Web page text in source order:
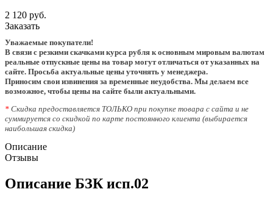
2 120 руб.
Заказать
Уважаемые покупатели!
В связи с резкими скачками курса рубля к основным мировым валютам
реальные отпускные цены на товар могут отличаться от указанных на
сайте. Просьба актуальные цены уточнять у менеджера.
Приносим свои извинения за временные неудобства. Мы делаем все
возможное, чтобы цены на сайте были актуальными.
* Скидка предоставляется ТОЛЬКО при покупке товара с сайта и не
суммируется со скидкой по карте постоянного клиента (выбирается
наибольшая скидка)
Описание
Отзывы
Описание БЗК исп.02